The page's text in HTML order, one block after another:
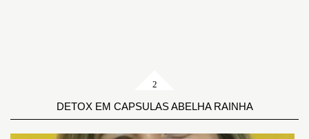
DETOX EM CAPSULAS ABELHA RAINHA